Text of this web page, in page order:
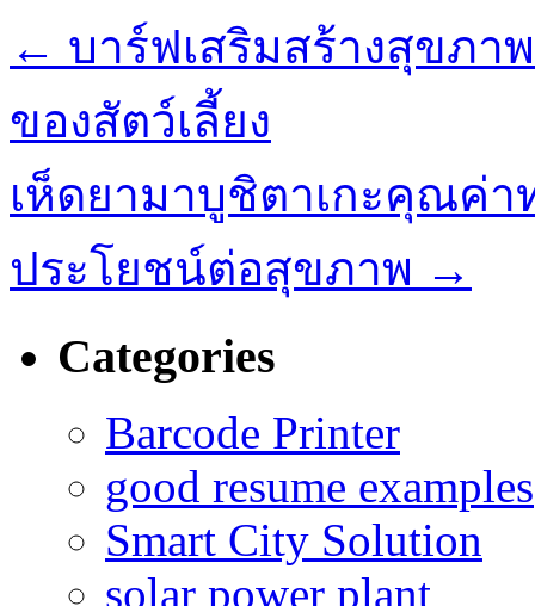
← บาร์ฟเสริมสร้างสุขภา
ของสัตว์เลี้ยง
เห็ดยามาบูชิตาเกะคุณค่
ประโยชน์ต่อสุขภาพ →
Categories
Barcode Printer
good resume examples
Smart City Solution
solar power plant